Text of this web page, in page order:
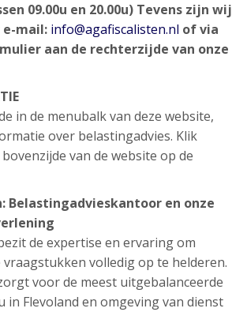
09.00u en 20.00u) Tevens zijn wij
e-mail: info@agafiscalisten.nl of via
aan de rechterzijde van onze
in de menubalk van deze website,
over belastingadvies. Klik
van de website op de
Belastingadvieskantoor en onze
de expertise en ervaring om
vraagstukken volledig op te helderen.
voor de meest uitgebalanceerde
in Flevoland en omgeving van dienst